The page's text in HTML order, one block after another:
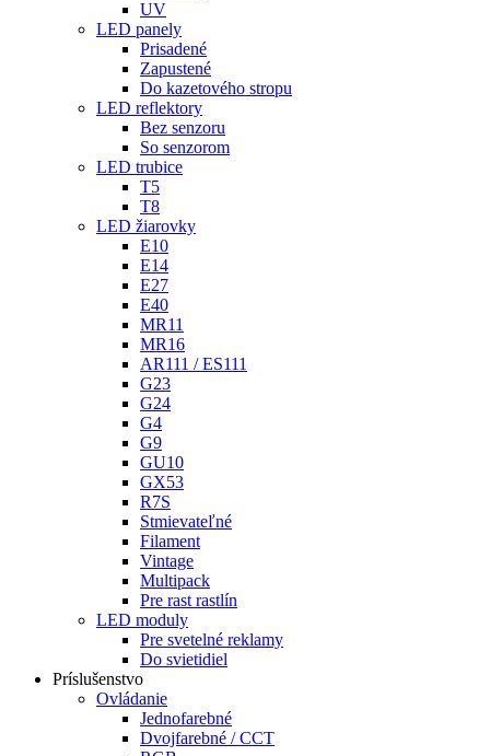
UV
LED panely
Prisadené
Zapustené
Do kazetového stropu
LED reflektory
Bez senzoru
So senzorom
LED trubice
T5
T8
LED žiarovky
E10
E14
E27
E40
MR11
MR16
AR111 / ES111
G23
G24
G4
G9
GU10
GX53
R7S
Stmievateľné
Filament
Vintage
Multipack
Pre rast rastlín
LED moduly
Pre svetelné reklamy
Do svietidiel
Príslušenstvo
Ovládanie
Jednofarebné
Dvojfarebné / CCT